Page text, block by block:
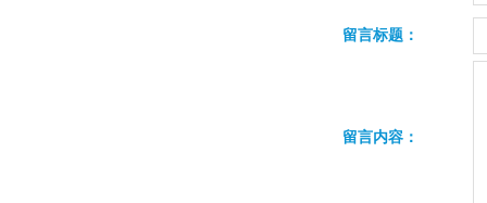
留言标题：
留言内容：